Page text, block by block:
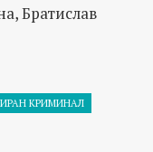
Братислав
КРИМИНАЛ